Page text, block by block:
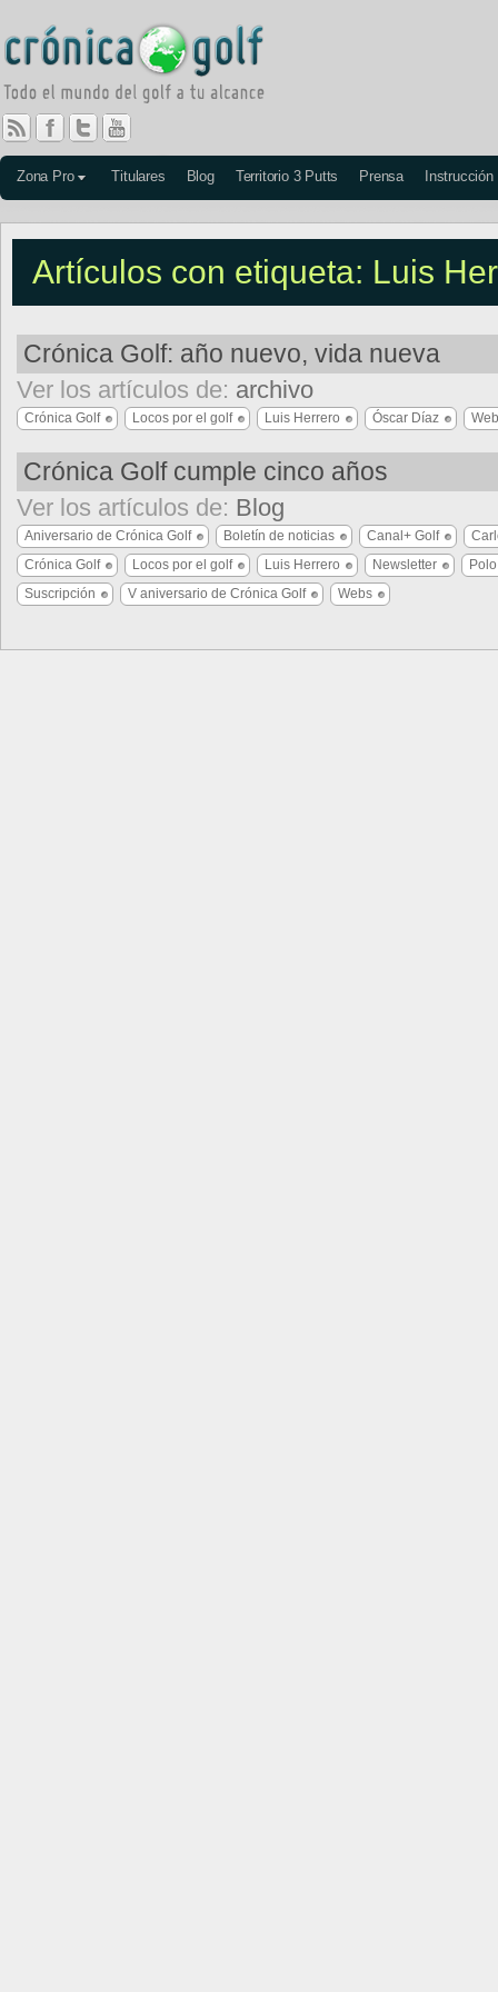
Zona Pro Titulares Blog Territorio 3 Putts Prensa Instrucción
Artículos con etiqueta: Luis
Crónica Golf: año nuevo, vida nueva
Ver los artículos de: archivo
Crónica Golf Locos por el golf Luis Herrero Óscar Díaz
Crónica Golf cumple cinco años
Ver los artículos de: Blog
Aniversario de Crónica Golf Boletín de noticias Canal+ Golf
Crónica Golf
Locos por el golf Luis Herrero Newsletter
Suscripción
V aniversario de Crónica Golf Webs